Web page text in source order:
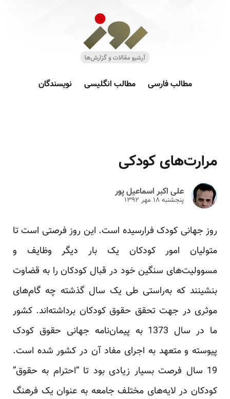
مطالب فارسی مطالب انگلیسی نویسندگان
مرارت‌های کودکی
علی اکبر اسماعیل پور
پنجشنبه ۱۸ مهر ۱۳۹۲
روز جهانی کودک فرارسیده است. این روز فرصتی است تا
متولیان امور کودکان یک بار دیگر وظایف و
مسوولیت‌های سنگین خود در قبال کودکان را به قضاوت
بنشینند که به‌راستی طی یک سال گذشته چه گام‌های
موثری در جهت تحقق حقوق کودکان برداشته‌اند. کشور
ما در سال 1373 به پیمان‌نامه جهانی حقوق کودک
پیوسته و متعهد به اجرای مفاد آن در کشور شده است.
19 سال فرصت بسیار زیادی بود تا “احترام به حقوق”
کودکان در لایه‌های مختلف جامعه به عنوان یک فرهنگ